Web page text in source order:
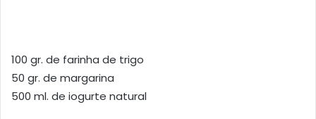
100 gr. de farinha de trigo
50 gr. de margarina
500 ml. de iogurte natural